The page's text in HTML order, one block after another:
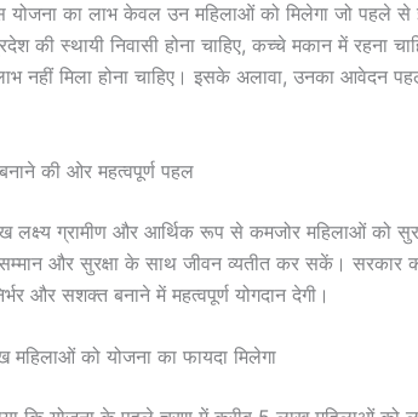
योजना का लाभ केवल उन महिलाओं को मिलेगा जो पहले से
की स्थायी निवासी होना चाहिए, कच्चे मकान में रहना
नहीं मिला होना चाहिए। इसके अलावा, उनका आवेदन
की ओर महत्वपूर्ण पहल
लक्ष्य ग्रामीण और आर्थिक रूप से कमजोर महिलाओं को
और सुरक्षा के साथ जीवन व्यतीत कर सकें। सरकार
और सशक्त बनाने में महत्वपूर्ण योगदान देगी।
को योजना का फायदा मिलेगा